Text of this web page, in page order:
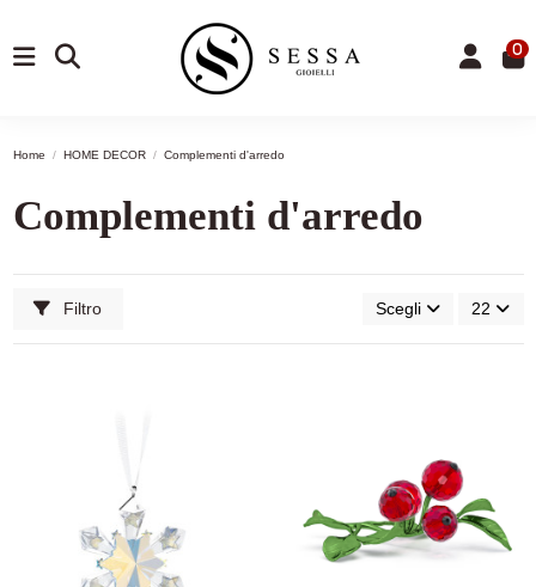
0
Home HOME DECOR Complementi d'arredo
Complementi d'arredo
Filtro Scegli 22